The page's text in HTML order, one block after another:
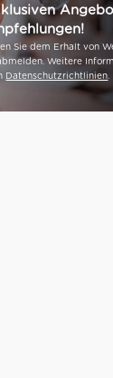
Sie dem Erhalt von
Weitere
Datenschutzrichtlinien